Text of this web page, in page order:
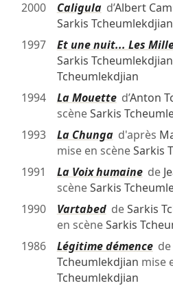
2000 Caligulad’Albert
Sarkis Tcheumlekdjian
1997
Et une nuit... Les
Sarkis Tcheumlekdjian
Tcheumlekdjian
1994
La Mouetted’Anton
scèneSarkis
1993
La Chungad'après
mise en scèneSarkis
1991
La Voix humainede
scèneSarkis
1990
VartabeddeSarkis
en scèneSarkis
1986
Légitime démencede
Tcheumlekdjian mise
Tcheumlekdjian